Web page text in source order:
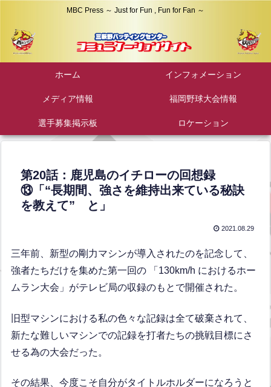
MBC Press ～ Just for Fun , Fun for Fan ～
ホーム インフォメーション
メディア情報 福岡野球大会情報
選手募集掲示板 ロケーション
第20話：鹿児島のイチローの回想録
⑬「“長期間、強さを維持出来ている秘訣
を教えて” と」
2021.08.29
三年前、新型の剛力マシンが導入されたのを記念して、
強者たちだけを集めた第一回の 「130km/h におけるホー
ムラン大会」がテレビ局の収録のもとで開催された。
旧型マシンにおける私の色々な記録は全て破棄されて、
新たな難しいマシンでの記録を打者たちの挑戦目標にさ
せる為の大会だった。
その結果、今度こそ自分がタイトルホルダーになろうと